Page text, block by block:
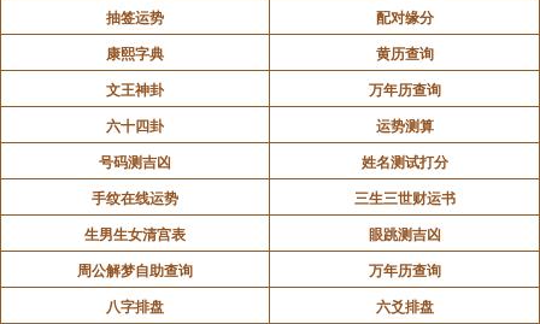
抽签运势
配对缘分
康熙字典
黄历查询
文王神卦
万年历查询
六十四卦
运势测算
号码测吉凶
姓名测试打分
手纹在线运势
三生三世财运书
生男生女清宫表
眼跳测吉凶
周公解梦自助查询
万年历查询
八字排盘
六爻排盘